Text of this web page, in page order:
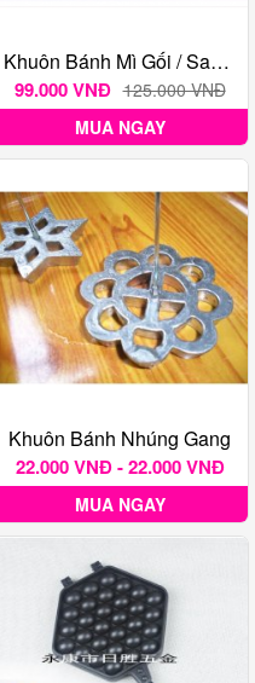
Khuôn Bánh Mì Gối / Sandwich 500g Đen Chống Dính (hàng Sẽ Có Chút Móp)
99.000 VNĐ 125.000 VNĐ
MUA NGAY
Khuôn Bánh Nhúng Gang
22.000 VNĐ - 22.000 VNĐ
MUA NGAY